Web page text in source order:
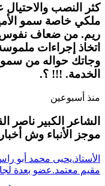
كثر النصب
ملكي خاصة سمو
ريم. من ضعاف نفوس
اتخاذ إجراءات
وجاتك حواله من
الخدمة. !!! ؟.
منذ أسبوعين
الشاعر الكبير ناصر
موجز الأنباء وش
الأستاذ.يحيى محمد أبو
مقيم معتمد.عضو بعدة